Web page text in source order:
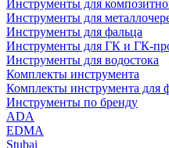
Инструменты для
Инструменты для
Инструменты для фальца
Инструменты для ГК и ГК-
Инструменты для водостока
Комплекты инструмента
Комплекты инструмента для
Инструменты по бренду
ADA
EDMA
Stubai